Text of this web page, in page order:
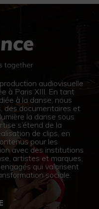
audiovisuelle
à Paris XIII. En tant
à la danse, nous
des documentaires et
la danse sous
s’étend de la
de clips, en
pour les
avec des institutions
artistes et marques,
qui valorisent
sociale.